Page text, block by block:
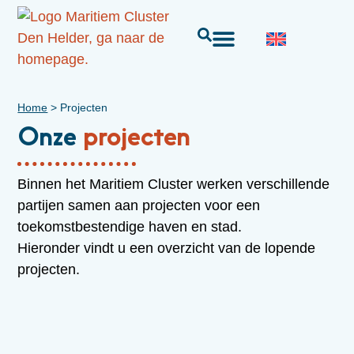
Home > Projecten
Onze projecten
Binnen het Maritiem Cluster werken verschillende
partijen samen aan projecten voor een
toekomstbestendige haven en stad.
Hieronder vindt u een overzicht van de lopende
projecten.